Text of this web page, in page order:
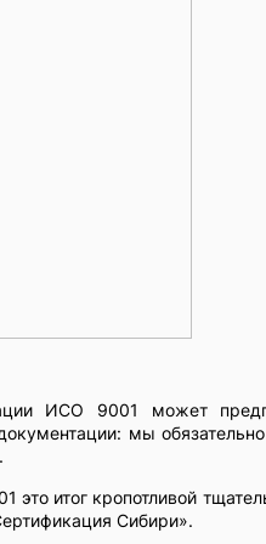
ИСО 9001 может
мы
это итог кропотливой
Сибири».